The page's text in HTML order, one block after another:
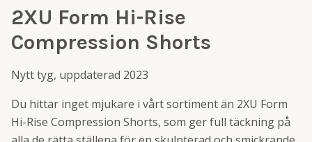
2XU Form Hi-Rise
Compression Shorts
Nytt tyg, uppdaterad 2023
Du hittar inget mjukare i vårt sortiment än 2XU Form
Hi-Rise Compression Shorts, som ger full täckning på